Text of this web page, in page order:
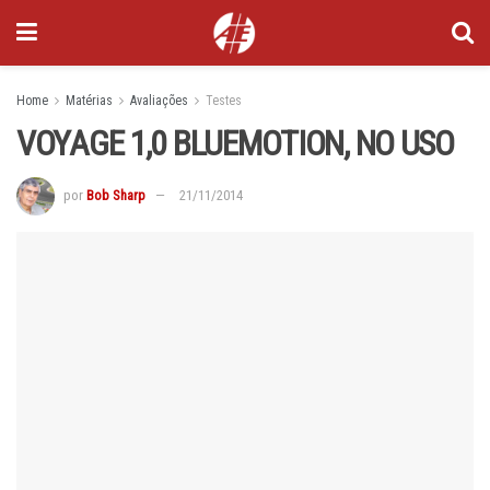
Home Matérias Avaliações Testes
VOYAGE 1,0 BLUEMOTION, NO USO
por Bob Sharp 21/11/2014